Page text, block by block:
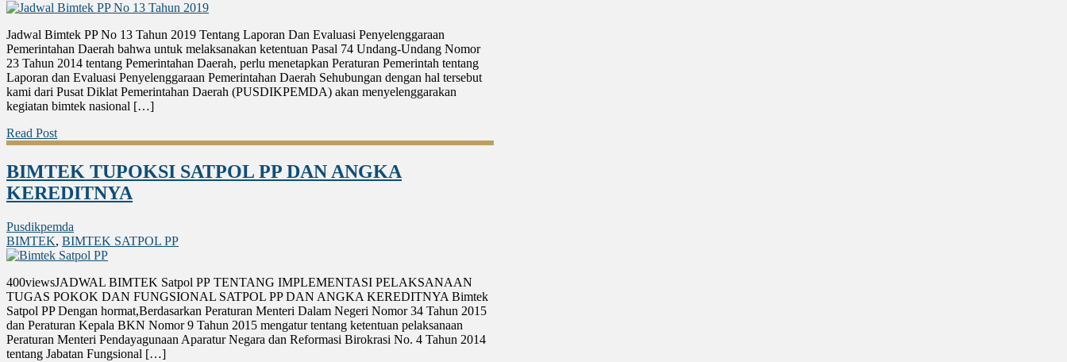
Jadwal Bimtek PP No 13 Tahun 2019 Tentang Laporan Dan Evaluasi Penyelenggaraan
Pemerintahan Daerah bahwa untuk melaksanakan ketentuan Pasal 74 Undang-Undang Nomor
23 Tahun 2014 tentang Pemerintahan Daerah, perlu menetapkan Peraturan Pemerintah tentang
Laporan dan Evaluasi Penyelenggaraan Pemerintahan Daerah Sehubungan dengan hal tersebut
kami dari Pusat Diklat Pemerintahan Daerah (PUSDIKPEMDA) akan menyelenggarakan
kegiatan bimtek nasional […]
Read Post
BIMTEK TUPOKSI SATPOL PP DAN ANGKA
KEREDITNYA
Pusdikpemda
BIMTEK, BIMTEK SATPOL PP
400viewsJADWAL BIMTEK Satpol PP TENTANG IMPLEMENTASI PELAKSANAAN
TUGAS POKOK DAN FUNGSIONAL SATPOL PP DAN ANGKA KEREDITNYA Bimtek
Satpol PP Dengan hormat,Berdasarkan Peraturan Menteri Dalam Negeri Nomor 34 Tahun 2015
dan Peraturan Kepala BKN Nomor 9 Tahun 2015 mengatur tentang ketentuan pelaksanaan
Peraturan Menteri Pendayagunaan Aparatur Negara dan Reformasi Birokrasi No. 4 Tahun 2014
tentang Jabatan Fungsional […]